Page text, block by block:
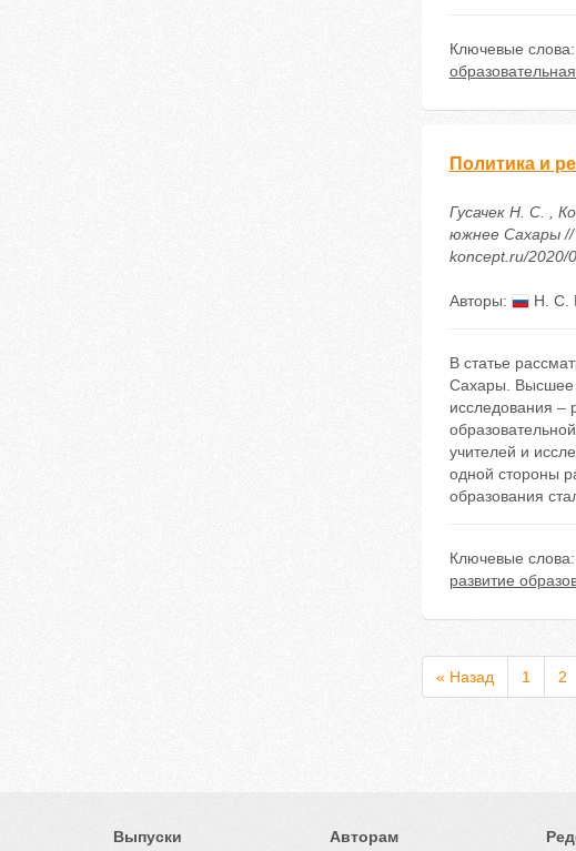
Ключевые слова:
Политика и
Гусачек Н. С. ,
южнее Сахары //
koncept.ru/2020/
Авторы: Н. С.
В статье
Сахары. Высшее
исследования –
учителей и
одной стороны
образования
Ключевые слова:
развитие
« Назад 1 2
Выпуски Авторам